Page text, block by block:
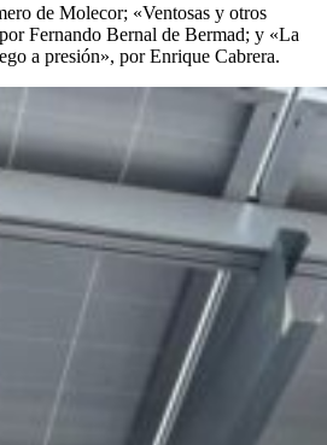
de Molecor; «Ventosas y otros
Fernando Bernal de Bermad; y «La
a presión», por Enrique Cabrera.